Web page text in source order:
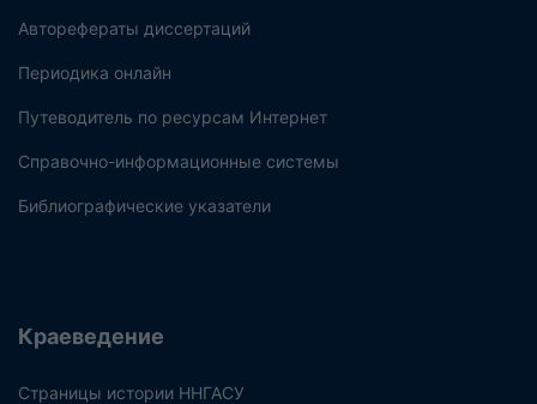
Авторефераты диссертаций
Периодика онлайн
Путеводитель по ресурсам Интернет
Справочно-информационные системы
Библиографические указатели
Краеведение
Страницы истории ННГАСУ